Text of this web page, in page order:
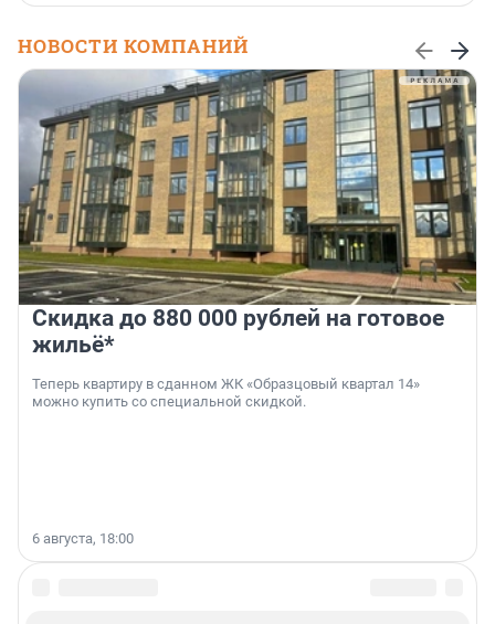
НОВОСТИ КОМПАНИЙ
Скидка до 880 000 рублей на готовое
жильё*
Теперь квартиру в сданном ЖК «Образцовый квартал 14»
можно купить со специальной скидкой.
6 августа, 18:00